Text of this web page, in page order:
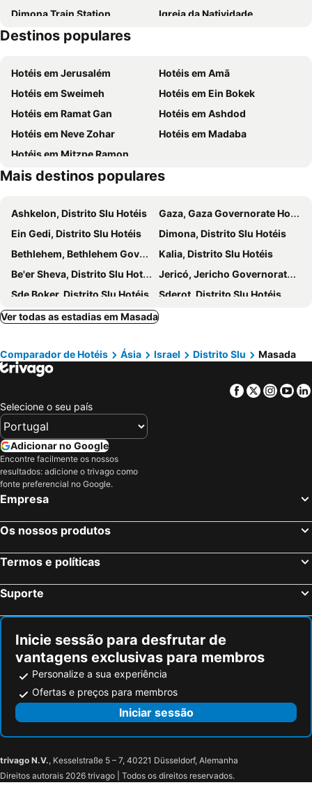
Dimona Train Station
Igreja da Natividade
Manger Square
Destinos populares
Hotéis em Jerusalém
Hotéis em Amã
Hotéis em Sweimeh
Hotéis em Ein Bokek
Hotéis em Ramat Gan
Hotéis em Ashdod
Hotéis em Neve Zohar
Hotéis em Madaba
Hotéis em Mitzpe Ramon
Mais destinos populares
Ashkelon, Distrito Slu Hotéis
Gaza, Gaza Governorate Hotéis
Ein Gedi, Distrito Slu Hotéis
Dimona, Distrito Slu Hotéis
Bethlehem, Bethlehem Governorate Hotéis
Kalia, Distrito Slu Hotéis
Be'er Sheva, Distrito Slu Hotéis
Jericó, Jericho Governorate Hotéis
Sde Boker, Distrito Slu Hotéis
Sderot, Distrito Slu Hotéis
Be'er Ya'akov, Distrito Central Hotéis
Zukim, Distrito Slu Hotéis
Bat Yam, Tel Aviv Hotéis
Wadi Musa - Petra, Ma'an Hotéis
Mitzpe Ramon, Distrito Slu Hotéis
Jerusalém, Jerusalém Hotéis
Eilat, Distrito Slu Hotéis
Herzliya, Tel Aviv Hotéis
Tiberias, Distrito Norte Hotéis
Ver todas as estadias em Masada
Comparador de Hotéis Ásia Israel Distrito Slu Masada
Facebook
Twitter
Selecione o seu país
Adicionar no Google
Encontre facilmente os nossos
resultados: adicione o trivago como
fonte preferencial no Google.
Empresa
Os nossos produtos
Termos e políticas
Suporte
Inicie sessão para desfrutar de
vantagens exclusivas para membros
Personalize a sua experiência
Ofertas e preços para membros
Iniciar sessão
trivago N.V., Kesselstraße 5 – 7, 40221 Düsseldorf, Alemanha
Direitos autorais 2026 trivago | Todos os direitos reservados.